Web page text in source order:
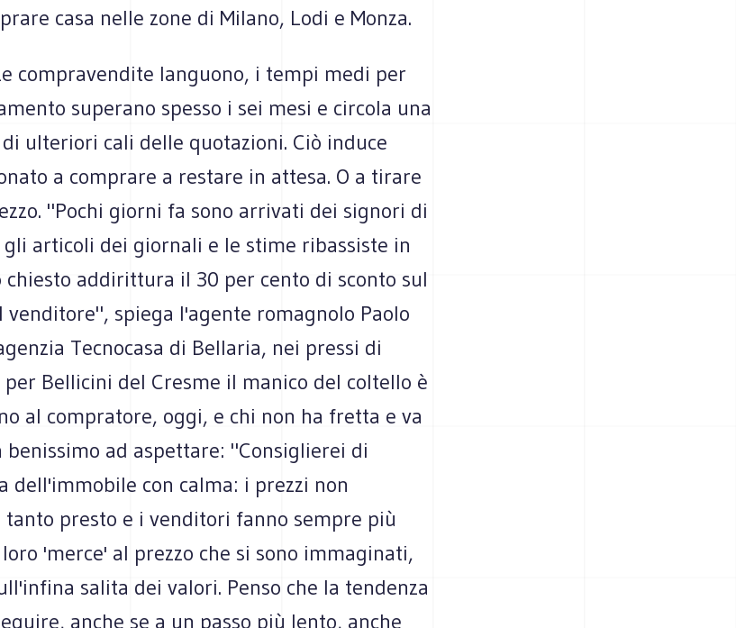
casa nelle zone di Milano, Lodi e Monza.
compravendite languono, i tempi medi per
superano spesso i sei mesi e circola una
ulteriori cali delle quotazioni. Ciò induce
a comprare a restare in attesa. O a tirare
"Pochi giorni fa sono arrivati dei signori di
gli articoli dei giornali e le stime ribassiste in
chiesto addirittura il 30 per cento di sconto sul
venditore", spiega l'agente romagnolo Paolo
Tecnocasa di Bellaria, nei pressi di
Bellicini del Cresme il manico del coltello è
al compratore, oggi, e chi non ha fretta e va
ad aspettare: "Consiglierei di
dell'immobile con calma: i prezzi non
presto e i venditori fanno sempre più
'merce' al prezzo che si sono immaginati,
salita dei valori. Penso che la tendenza
anche se a un passo più lento, anche